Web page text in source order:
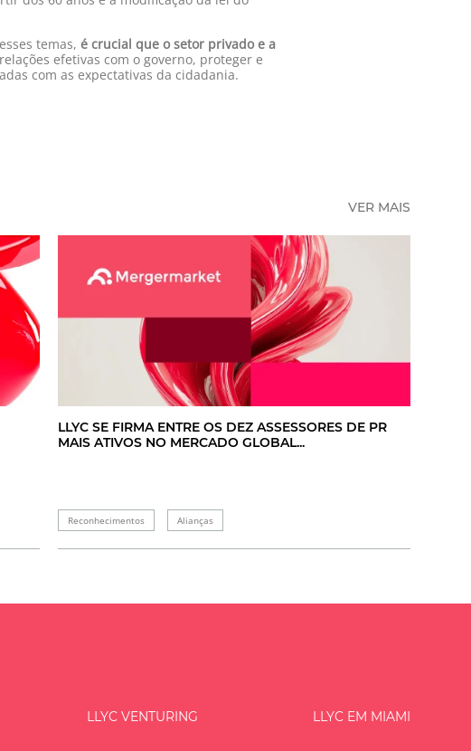
temas,é crucial que o setor privado e a
efetivas com o governo, proteger e
com as expectativas da cidadania.
VER MAIS
LLYC SE FIRMA ENTRE OS DEZ ASSESSORES DE PR
MAIS ATIVOS NO MERCADO GLOBAL...
Reconhecimentos Alianças
LLYC VENTURING LLYC EM MIAMI